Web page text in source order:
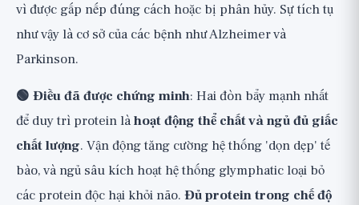
vì được gấp nếp đúng cách hoặc bị phân hủy. Sự tích tụ
như vậy là cơ sở của các bệnh như Alzheimer và
Parkinson.
🟢 Điều đã được chứng minh: Hai đòn bẩy mạnh nhất
để duy trì protein làhoạt động thể chất và ngủ đủ giấc
chất lượng. Vận động tăng cường hệ thống 'dọn dẹp' tế
bào, và ngủ sâu kích hoạt hệ thống glymphatic loại bỏ
các protein độc hại khỏi não. Đủ protein trong chế độ